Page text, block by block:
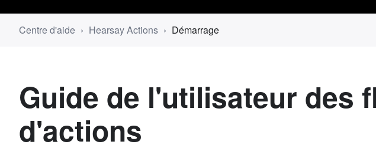
Centre d'aide Hearsay Actions Démarrage
Guide de l'utilisateur des
d'actions